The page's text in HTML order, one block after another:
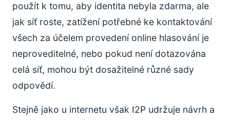
použít k tomu, aby identita nebyla zdarma, ale
jak síť roste, zatížení potřebné ke kontaktování
všech za účelem provedení online hlasování je
neproveditelné, nebo pokud není dotazována
celá síť, mohou být dosažitelné různé sady
odpovědí.
Stejně jako u internetu však I2P udržuje návrh a